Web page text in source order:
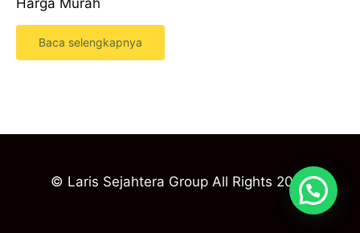
Harga Murah
Baca selengkapnya
© Laris Sejahtera Group All Rights 2023